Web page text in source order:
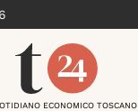
ECONOMICO TOSCANO